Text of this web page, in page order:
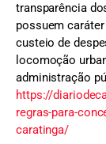
transparência
possuem
custeio de
locomoção
administração
https://
regras-para-
caratinga/